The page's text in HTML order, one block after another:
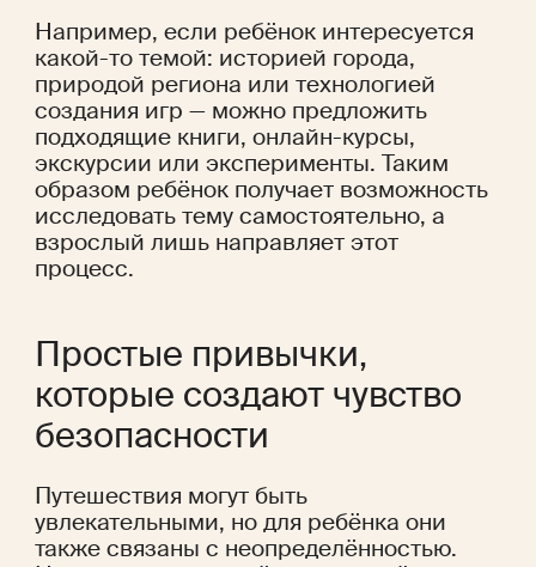
Например, если ребёнок интересуется
какой-то темой: историей города,
природой региона или технологией
создания игр — можно предложить
подходящие книги, онлайн-курсы,
экскурсии или эксперименты. Таким
образом ребёнок получает возможность
исследовать тему самостоятельно, а
взрослый лишь направляет этот
процесс.
Простые привычки,
которые создают чувство
безопасности
Путешествия могут быть
увлекательными, но для ребёнка они
также связаны с неопределённостью.